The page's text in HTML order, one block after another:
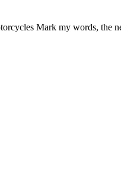
Mark my words, the